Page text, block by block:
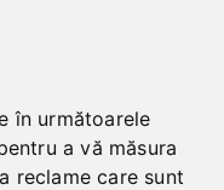
în următoarele
a vă măsura
reclame care sunt